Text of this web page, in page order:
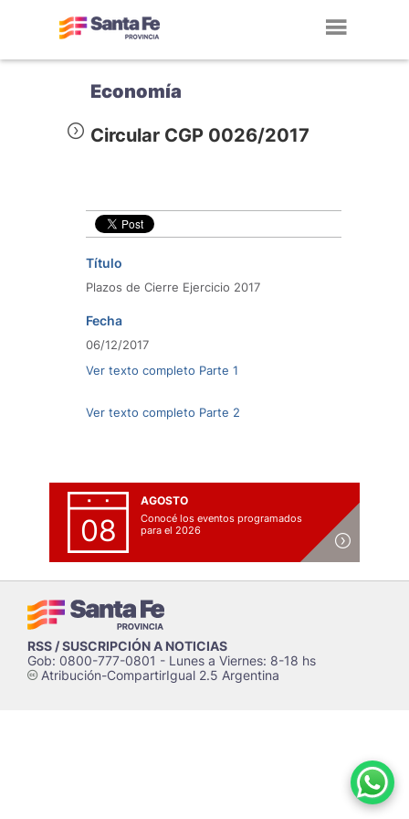
Economía
Circular CGP 0026/2017
Título
Plazos de Cierre Ejercicio 2017
Fecha
06/12/2017
Ver texto completo Parte 1
Ver texto completo Parte 2
08
AGOSTO
Conocé los eventos programados
para el 2026
RSS / SUSCRIPCIÓN A NOTICIAS
Gob: 0800-777-0801 - Lunes a Viernes: 8-18 hs
cAtribución-CompartirIgual 2.5 Argentina